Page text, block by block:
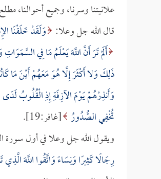
علانيتنا وسرنا، وجميع أحوالنا،
قال الله جل وعلا: وَلَقَدْ خَلَقْنَا
أَلَمْ تَرَ أَنَّ اللَّهَ يَعْلَمُ مَا فِي
ذَلِكَ وَلا أَكْثَرَ إِلَّا هُوَ مَعَهُمْ أَيْنَ مَا
وَأَنذِرْهُمْ يَوْمَ الآزِفَةِ إِذِ الْقُلُوبُ
تُخْفِي الصُّدُورُ [غافر:19].
ويقول الله جل وعلا في أول سورة
رِجَالًا كَثِيرًا وَنِسَاءً وَاتَّقُوا اللَّهَ